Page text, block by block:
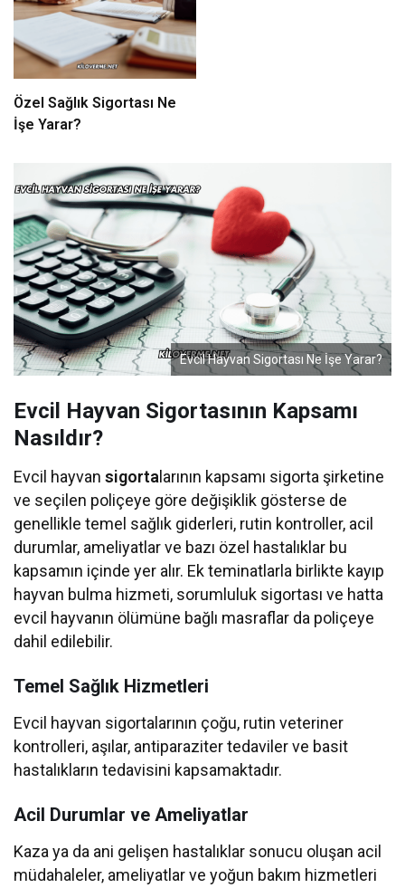
Özel Sağlık Sigortası Ne
İşe Yarar?
Evcil Hayvan Sigortası Ne İşe Yarar?
Evcil Hayvan Sigortasının Kapsamı
Nasıldır?
Evcil hayvansigorta larının kapsamı sigorta şirketine
ve seçilen poliçeye göre değişiklik gösterse de
genellikle temel sağlık giderleri, rutin kontroller, acil
durumlar, ameliyatlar ve bazı özel hastalıklar bu
kapsamın içinde yer alır. Ek teminatlarla birlikte kayıp
hayvan bulma hizmeti, sorumluluk sigortası ve hatta
evcil hayvanın ölümüne bağlı masraflar da poliçeye
dahil edilebilir.
Temel Sağlık Hizmetleri
Evcil hayvan sigortalarının çoğu, rutin veteriner
kontrolleri, aşılar, antiparaziter tedaviler ve basit
hastalıkların tedavisini kapsamaktadır.
Acil Durumlar ve Ameliyatlar
Kaza ya da ani gelişen hastalıklar sonucu oluşan acil
müdahaleler, ameliyatlar ve yoğun bakım hizmetleri